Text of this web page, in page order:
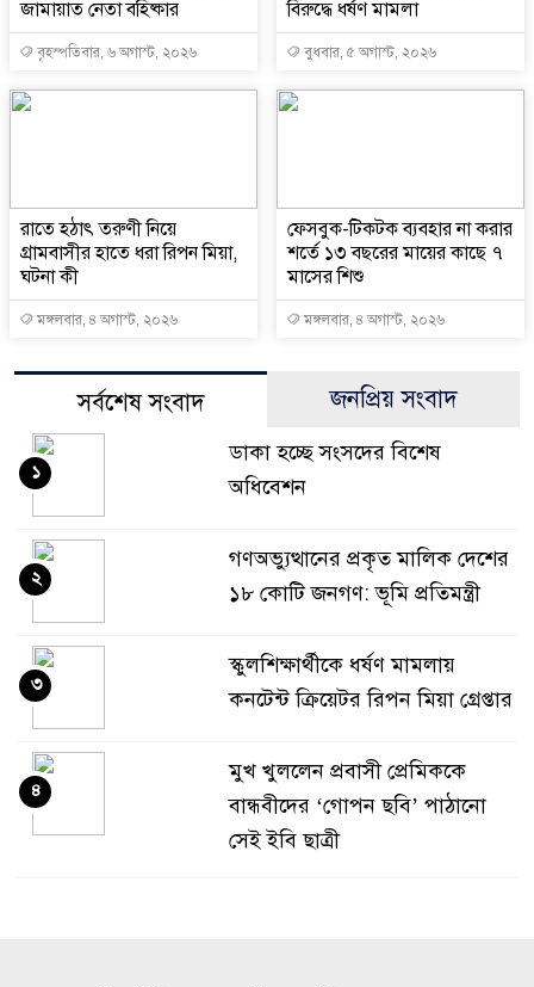
জামায়াত নেতা বহিষ্কার
বৃহস্পতিবার, ৬ অগাস্ট, ২০২৬
বিরুদ্ধে ধর্ষণ মামলা
বুধবার, ৫ অগাস্ট, ২০২৬
রাতে হঠাৎ তরুণী নিয়ে
গ্রামবাসীর হাতে ধরা রিপন মিয়া,
ঘটনা কী
মঙ্গলবার, ৪ অগাস্ট, ২০২৬
ফেসবুক-টিকটক ব্যবহার না করার
শর্তে ১৩ বছরের মায়ের কাছে ৭
মাসের শিশু
মঙ্গলবার, ৪ অগাস্ট, ২০২৬
সর্বশেষ সংবাদ জনপ্রিয় সংবাদ
ডাকা হচ্ছে সংসদের বিশেষ
অধিবেশন
১
গণঅভ্যুত্থানের প্রকৃত মালিক দেশের
১৮ কোটি জনগণ: ভূমি প্রতিমন্ত্রী
২
স্কুলশিক্ষার্থীকে ধর্ষণ মামলায়
কনটেন্ট ক্রিয়েটর রিপন মিয়া গ্রেপ্তার
৩
মুখ খুললেন প্রবাসী প্রেমিককে
বান্ধবীদের ‘গোপন ছবি’ পাঠানো
সেই ইবি ছাত্রী
৪